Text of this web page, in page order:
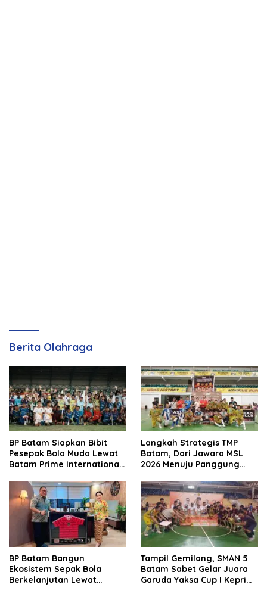
Berita Olahraga
BP Batam Siapkan Bibit
Pesepak Bola Muda Lewat
Batam Prime International
2026
Langkah Strategis TMP
Batam, Dari Jawara MSL
2026 Menuju Panggung
BP Batam Bangun
Ekosistem Sepak Bola
Berkelanjutan Lewat
Tampil Gemilang, SMAN 5
Batam Sabet Gelar Juara
Garuda Yaksa Cup I Kepri